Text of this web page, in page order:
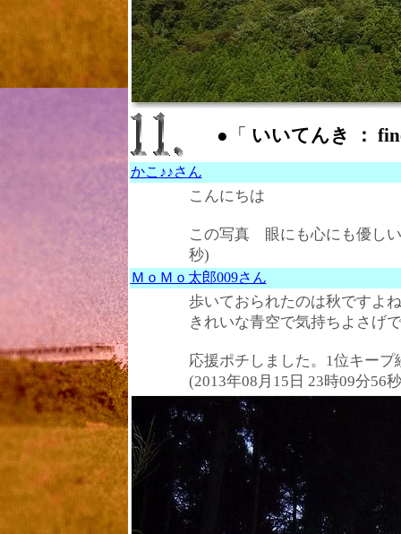
●「 いいてんき ：
かこ♪♪さん
こんにちは
この写真 眼にも心にも優し
秒)
ＭｏＭｏ太郎009さん
歩いておられたのは秋ですよ
きれいな青空で気持ちよさげ
応援ポチしました。1位キープ
(2013年08月15日 23時09分56